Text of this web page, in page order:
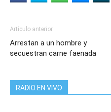
Artículo anterior
Arrestan a un hombre y
secuestran carne faenada
RADIO EN VIVO